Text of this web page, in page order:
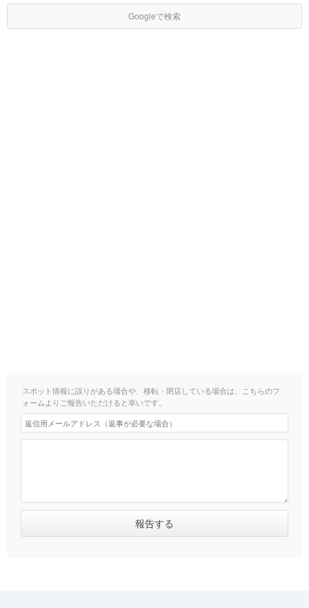
Googleで検索
スポット情報に誤りがある場合や、移転・閉店している場合は、こちらのフ
ォームよりご報告いただけると幸いです。